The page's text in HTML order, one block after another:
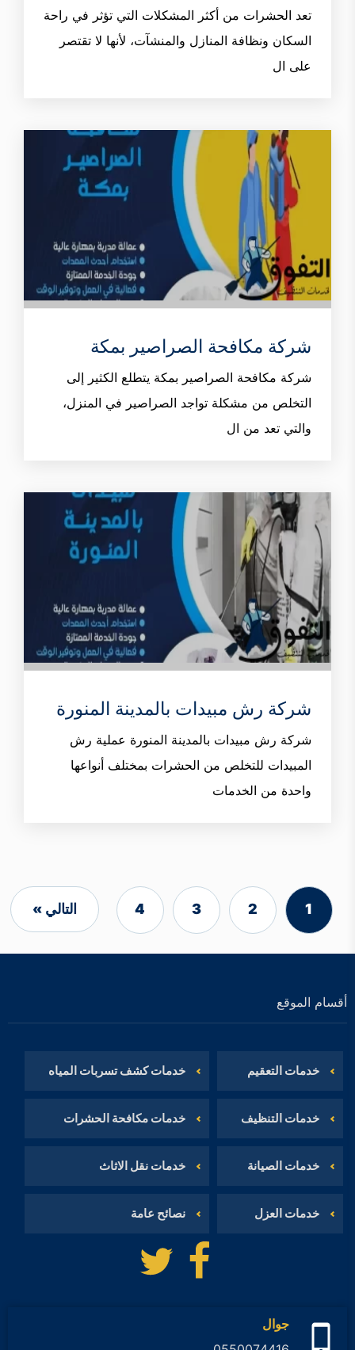
تعد الحشرات من أكثر المشكلات التي تؤثر في راحة
السكان ونظافة المنازل والمنشآت، لأنها لا تقتصر
على ال
شركة مكافحة الصراصير بمكة
شركة مكافحة الصراصير بمكة يتطلع الكثير إلى
التخلص من مشكلة تواجد الصراصير في المنزل،
والتي تعد من ال
شركة رش مبيدات بالمدينة المنورة
شركة رش مبيدات بالمدينة المنورة عملية رش
المبيدات للتخلص من الحشرات بمختلف أنواعها
واحدة من الخدمات
1
2
3
4 التالي »
أقسام الموقع
خدمات التعقيم
خدمات التنظيف
خدمات الصيانة
خدمات العزل
خدمات كشف تسربات المياه
خدمات مكافحة الحشرات
خدمات نقل الاثاث
نصائح عامة
تابعنا
تابعنا
على
جوال